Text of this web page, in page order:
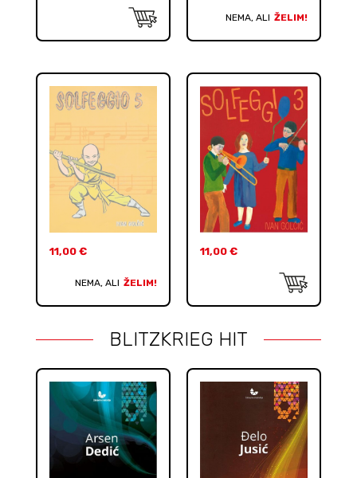
NEMA, ALI ŽELIM!
11,00 €
NEMA, ALI ŽELIM!
11,00 €
BLITZKRIEG HIT